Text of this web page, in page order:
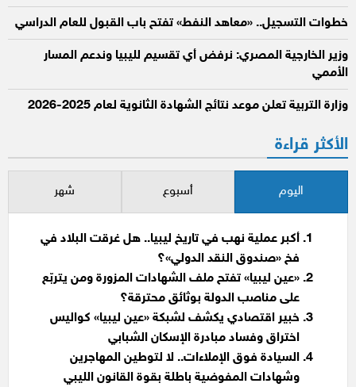
خطوات التسجيل.. «معاهد النفط» تفتح باب القبول للعام الدراسي
وزير الخارجية المصري: نرفض أي تقسيم لليبيا وندعم المسار
الأممي
وزارة التربية تعلن موعد نتائج الشهادة الثانوية لعام 2025-2026
الأكثر قراءة
اليوم أسبوع شهر
أكبر عملية نهب في تاريخ ليبيا.. هل غرقت البلاد في
فخ «صندوق النقد الدولي»؟
«عين ليبيا» تفتح ملف الشهادات المزورة ومن يتربّع
على مناصب الدولة بوثائق محترقة؟
خبير اقتصادي يكشف لشبكة «عين ليبيا» كواليس
اختراق وفساد مبادرة الإسكان الشبابي
السيادة فوق الإملاءات.. لا لتوطين المهاجرين
وشهادات المفوضية باطلة بقوة القانون الليبي